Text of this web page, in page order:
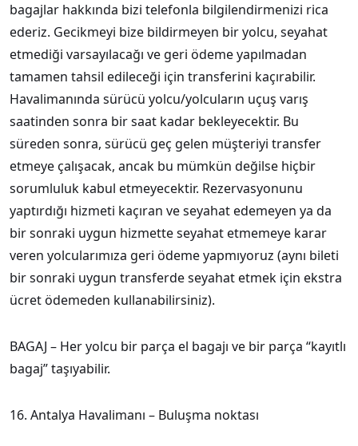
bagajlar hakkında bizi telefonla bilgilendirmenizi rica
ederiz. Gecikmeyi bize bildirmeyen bir yolcu, seyahat
etmediği varsayılacağı ve geri ödeme yapılmadan
tamamen tahsil edileceği için transferini kaçırabilir.
Havalimanında sürücü yolcu/yolcuların uçuş varış
saatinden sonra bir saat kadar bekleyecektir. Bu
süreden sonra, sürücü geç gelen müşteriyi transfer
etmeye çalışacak, ancak bu mümkün değilse hiçbir
sorumluluk kabul etmeyecektir. Rezervasyonunu
yaptırdığı hizmeti kaçıran ve seyahat edemeyen ya da
bir sonraki uygun hizmette seyahat etmemeye karar
veren yolcularımıza geri ödeme yapmıyoruz (aynı bileti
bir sonraki uygun transferde seyahat etmek için ekstra
ücret ödemeden kullanabilirsiniz).
BAGAJ – Her yolcu bir parça el bagajı ve bir parça “kayıtlı
bagaj” taşıyabilir.
16. Antalya Havalimanı – Buluşma noktası